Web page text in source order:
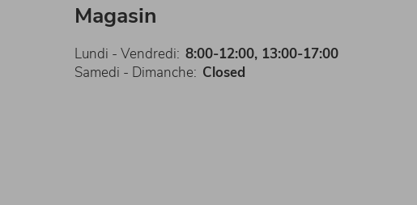
Magasin
Lundi - Vendredi: 8:00-12:00, 13:00-17:00
Samedi - Dimanche: Closed